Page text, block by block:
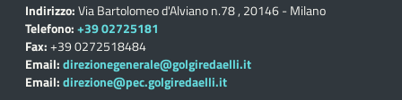
Indirizzo:Via Bartolomeo d'Alviano n.78 , 20146 - Milano
Telefono:+39 02725181
Fax:+39 0272518484
Email:direzionegenerale@golgiredaelli.it
Email:direzione@pec.golgiredaelli.it